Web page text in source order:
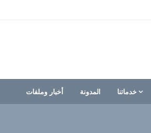
خدماتنا المدونة أخبار وملفات